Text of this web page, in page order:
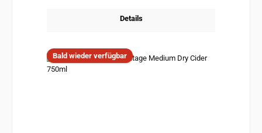
Details
Bald wieder verfügbar